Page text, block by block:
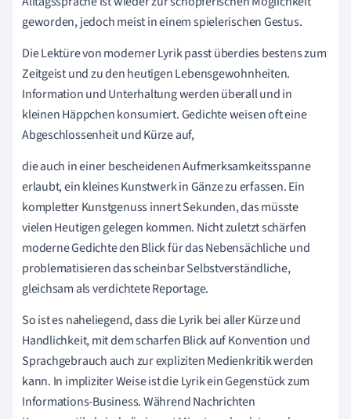
geworden, jedoch meist in einem spielerischen Gestus.
Die Lektüre von moderner Lyrik passt überdies bestens zum
Zeitgeist und zu den heutigen Lebensgewohnheiten.
Information und Unterhaltung werden überall und in
kleinen Häppchen konsumiert. Gedichte weisen oft eine
Abgeschlossenheit und Kürze auf,
die auch in einer bescheidenen Aufmerksamkeitsspanne
erlaubt, ein kleines Kunstwerk in Gänze zu erfassen. Ein
kompletter Kunstgenuss innert Sekunden, das müsste
vielen Heutigen gelegen kommen. Nicht zuletzt schärfen
moderne Gedichte den Blick für das Nebensächliche und
problematisieren das scheinbar Selbstverständliche,
gleichsam als verdichtete Reportage.
So ist es naheliegend, dass die Lyrik bei aller Kürze und
Handlichkeit, mit dem scharfen Blick auf Konvention und
Sprachgebrauch auch zur expliziten Medienkritik werden
kann. In impliziter Weise ist die Lyrik ein Gegenstück zum
Informations-Business. Während Nachrichten